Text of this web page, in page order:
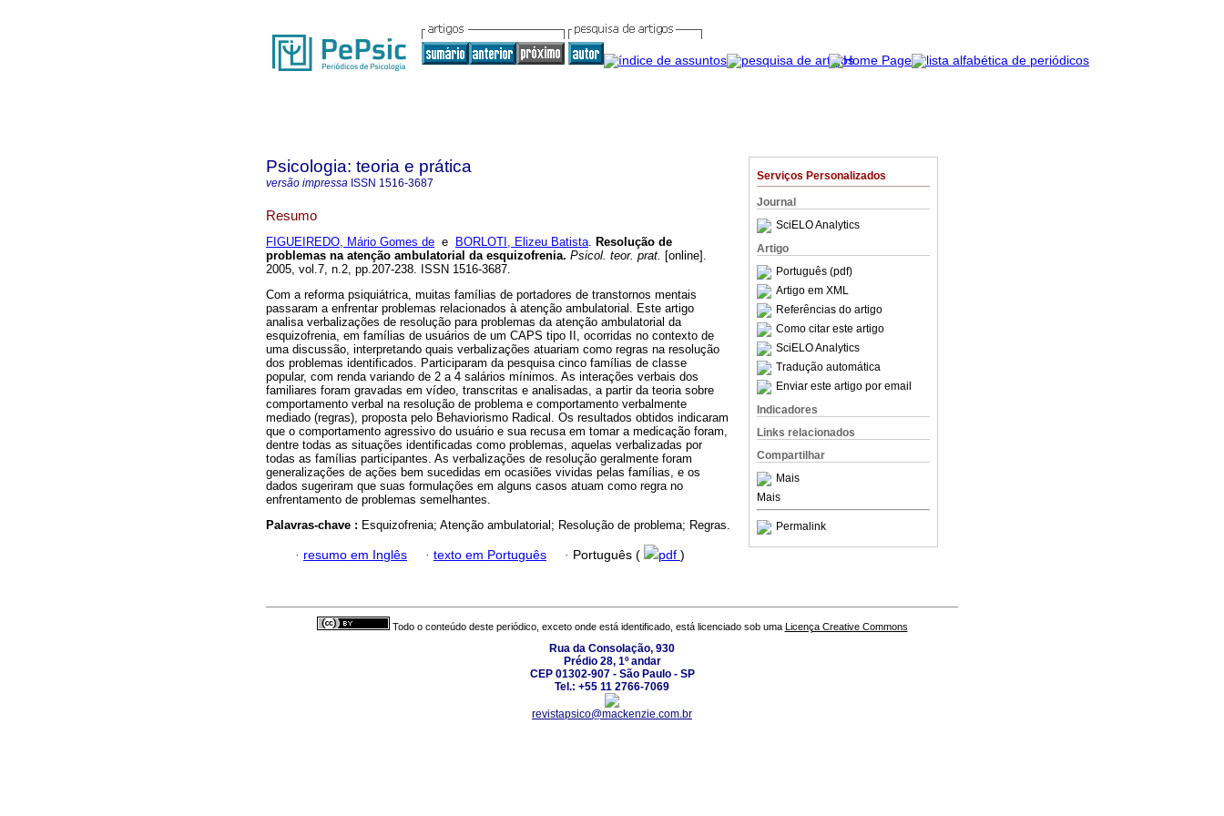
Serviços Personalizados
Journal
SciELO Analytics
Artigo
Português (pdf)
Artigo em XML
Referências do artigo
Como citar este artigo
SciELO Analytics
Tradução automática
Enviar este artigo por email
Indicadores
Links relacionados
Compartilhar
Mais
Mais
Permalink
Psicologia: teoria e prática
versão impressa ISSN 1516-3687
Resumo
FIGUEIREDO, Mário Gomes de e BORLOTI, Elizeu Batista. Resolução de
problemas na atenção ambulatorial da esquizofrenia. Psicol. teor. prat. [online].
2005, vol.7, n.2, pp.207-238. ISSN 1516-3687.
Com a reforma psiquiátrica, muitas famílias de portadores de transtornos mentais
passaram a enfrentar problemas relacionados à atenção ambulatorial. Este artigo
analisa verbalizações de resolução para problemas da atenção ambulatorial da
esquizofrenia, em famílias de usuários de um CAPS tipo II, ocorridas no contexto de
uma discussão, interpretando quais verbalizações atuariam como regras na resolução
dos problemas identificados. Participaram da pesquisa cinco famílias de classe
popular, com renda variando de 2 a 4 salários mínimos. As interações verbais dos
familiares foram gravadas em vídeo, transcritas e analisadas, a partir da teoria sobre
comportamento verbal na resolução de problema e comportamento verbalmente
mediado (regras), proposta pelo Behaviorismo Radical. Os resultados obtidos indicaram
que o comportamento agressivo do usuário e sua recusa em tomar a medicação foram,
dentre todas as situações identificadas como problemas, aquelas verbalizadas por
todas as famílias participantes. As verbalizações de resolução geralmente foram
generalizações de ações bem sucedidas em ocasiões vividas pelas famílias, e os
dados sugeriram que suas formulações em alguns casos atuam como regra no
enfrentamento de problemas semelhantes.
Palavras-chave : Esquizofrenia; Atenção ambulatorial; Resolução de problema; Regras.
· resumo em Inglês · texto em Português · Português ( pdf )
Todo o conteúdo deste periódico, exceto onde está identificado, está licenciado sob uma Licença Creative Commons
Rua da Consolação, 930
Prédio 28, 1º andar
CEP 01302-907 - São Paulo - SP
Tel.: +55 11 2766-7069
revistapsico@mackenzie.com.br